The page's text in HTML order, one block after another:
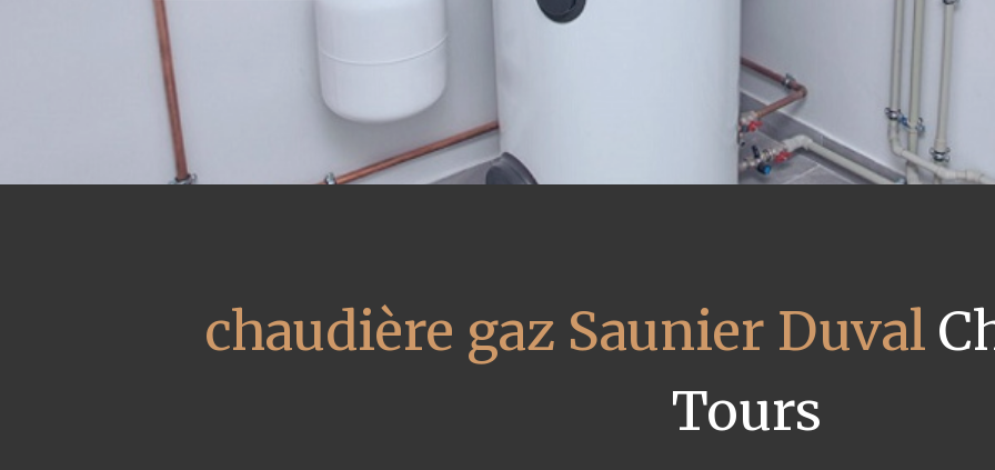
chaudière gaz Saunier Duval
Tours